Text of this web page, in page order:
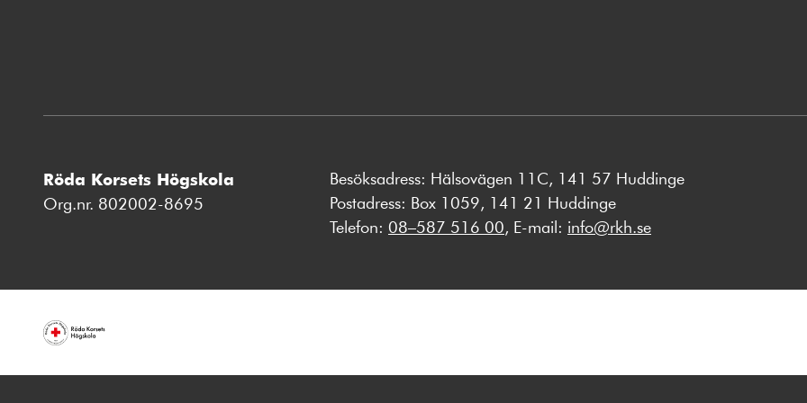
Röda Korsets Högskola
Org.nr. 802002-8695
Besöksadress: Hälsovägen 11C, 141 57 Huddinge
Postadress: Box 1059, 141 21 Huddinge
Telefon: 08–587 516 00, E-mail: info@rkh.se